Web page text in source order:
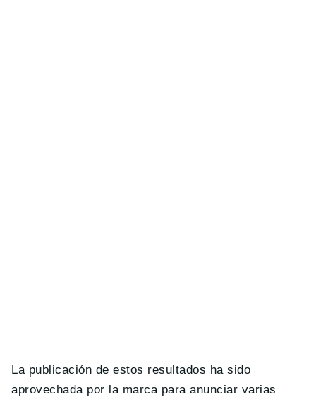
La publicación de estos resultados ha sido
aprovechada por la marca para anunciar varias